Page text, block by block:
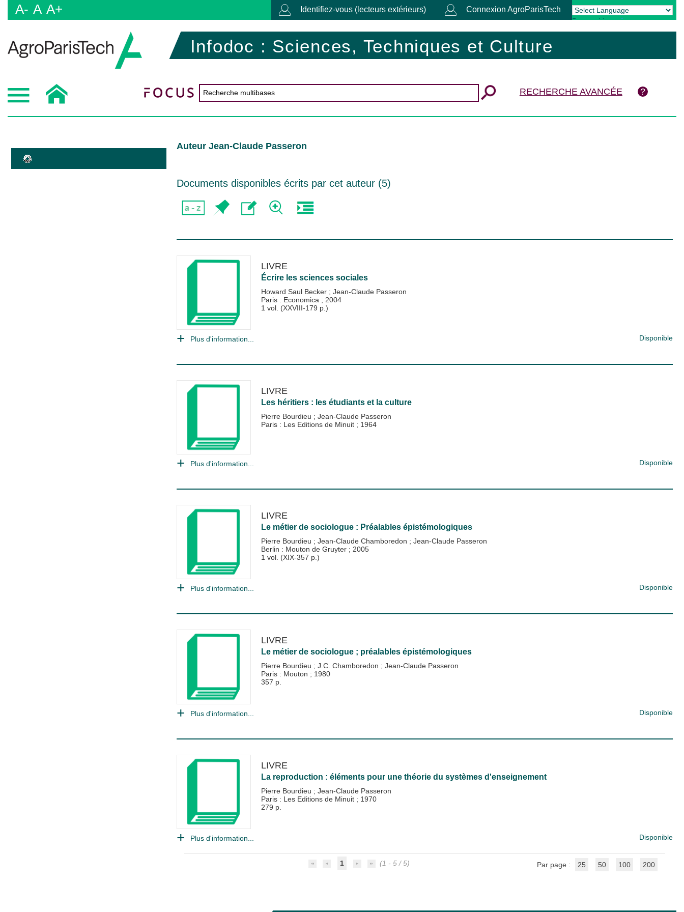
A- A A+ Identifiez-vous (lecteurs extérieurs) Connexion AgroParisTech
Powered by Translate
Infodoc : Sciences, Techniques et Culture
RECHERCHE AVANCÉE
Auteur Jean-Claude Passeron
Documents disponibles écrits par cet auteur (5)
LIVRE
Écrire les sciences sociales
Howard Saul Becker ; Jean-Claude Passeron
Paris : Economica ; 2004
1 vol. (XXVIII-179 p.)
Plus d'information... Disponible
LIVRE
Les héritiers : les étudiants et la culture
Pierre Bourdieu ; Jean-Claude Passeron
Paris : Les Editions de Minuit ; 1964
Plus d'information... Disponible
LIVRE
Le métier de sociologue : Préalables épistémologiques
Pierre Bourdieu ; Jean-Claude Chamboredon ; Jean-Claude Passeron
Berlin : Mouton de Gruyter ; 2005
1 vol. (XIX-357 p.)
Plus d'information... Disponible
LIVRE
Le métier de sociologue ; préalables épistémologiques
Pierre Bourdieu ; J.C. Chamboredon ; Jean-Claude Passeron
Paris : Mouton ; 1980
357 p.
Plus d'information... Disponible
LIVRE
La reproduction : éléments pour une théorie du systèmes d'enseignement
Pierre Bourdieu ; Jean-Claude Passeron
Paris : Les Editions de Minuit ; 1970
279 p.
Plus d'information... Disponible
1 (1 - 5 / 5) Par page : 25 50 100 200